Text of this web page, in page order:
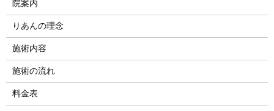
院案内
りあんの理念
施術内容
施術の流れ
料金表